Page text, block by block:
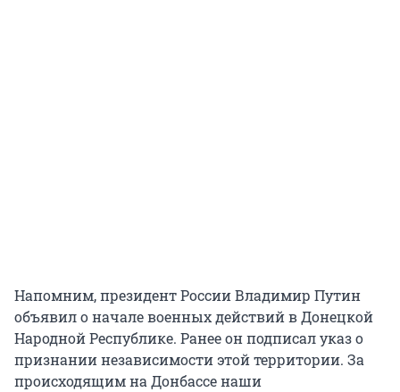
Напомним, президент России Владимир Путин
объявил о начале военных действий в Донецкой
Народной Республике. Ранее он подписал указ о
признании независимости этой территории. За
происходящим на Донбассе наши